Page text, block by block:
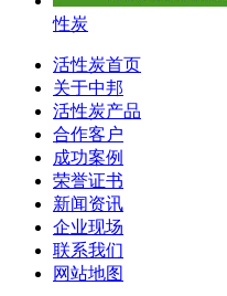
性炭
活性炭首页
关于中邦
活性炭产品
合作客户
成功案例
荣誉证书
新闻资讯
企业现场
联系我们
网站地图